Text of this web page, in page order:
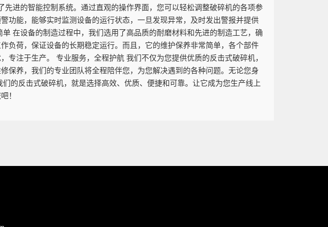
进的智能控制系统。通过直观的操作界面，您可以轻松调整破碎机的各项参
功能，能够实时监测设备的运行状态，一旦发现异常，及时发出警报并提供
在设备的制造过程中，我们选用了高品质的耐磨材料和先进的制造工艺，确
负荷，保证设备的长期稳定运行。而且，它的维护保养非常简单，各个部件
注于生产。 专业服务，全程护航 我们不仅为您提供优质的反击式破碎机，
保养，我们的专业团队将全程陪伴您，为您解决遇到的各种问题。无论您身
的反击式破碎机，就是选择高效、优质、便捷和可靠。让它成为您生产线上
！